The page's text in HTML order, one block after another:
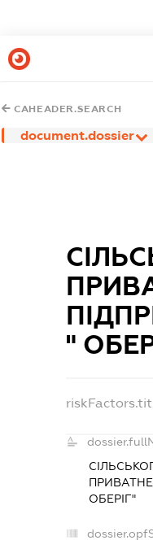
CAHEADER.SEARCH
document.dossier
"
ОБЕРІГ"